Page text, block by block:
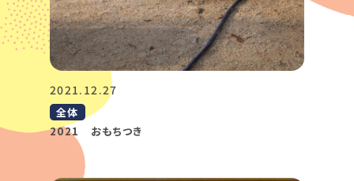
2021.12.27
全体
2021 おもちつき